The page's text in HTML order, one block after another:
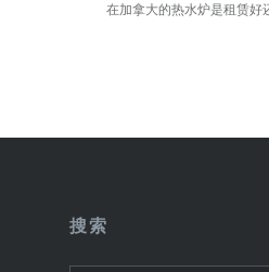
在加拿大的热水炉是租赁好
搜索